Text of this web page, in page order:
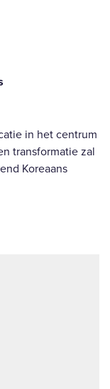
in het centrum
transformatie zal
Koreaans